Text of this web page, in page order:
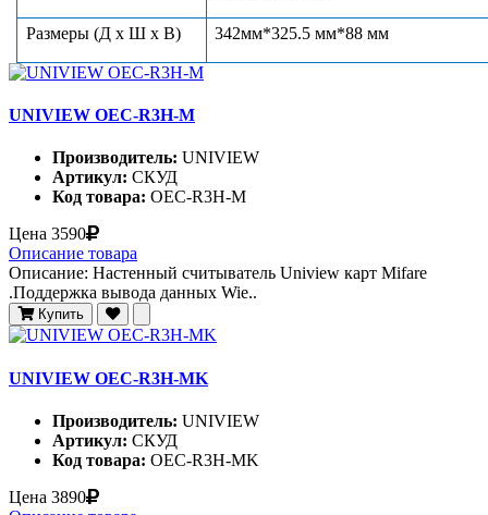
Размеры (Д х Ш х В) 342мм*325.5 мм*88 мм
UNIVIEW OEC-R3H-M
Производитель: UNIVIEW
Артикул: СКУД
Код товара: OEC-R3H-M
Цена 3590
Описание товара
Описание: Настенный считыватель Uniview карт Mifare
.Поддержка вывода данных Wie..
Купить
UNIVIEW OEC-R3H-MK
Производитель: UNIVIEW
Артикул: СКУД
Код товара: OEC-R3H-MK
Цена 3890